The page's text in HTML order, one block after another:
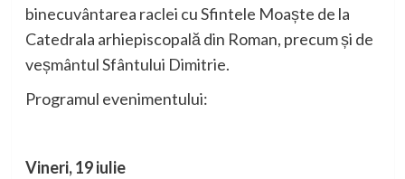
binecuvântarea raclei cu Sfintele Moaște de la
Catedrala arhiepiscopală din Roman, precum și de
veșmântul Sfântului Dimitrie.
Programul evenimentului:
Vineri, 19 iulie